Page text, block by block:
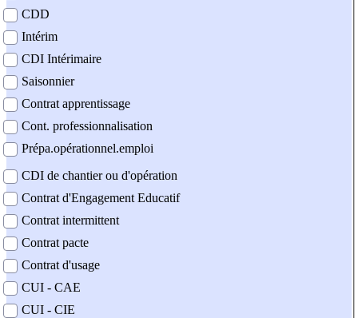
CDD
Intérim
CDI Intérimaire
Saisonnier
Contrat apprentissage
Cont. professionnalisation
Prépa.opérationnel.emploi
CDI de chantier ou d'opération
Contrat d'Engagement Educatif
Contrat intermittent
Contrat pacte
Contrat d'usage
CUI - CAE
CUI - CIE